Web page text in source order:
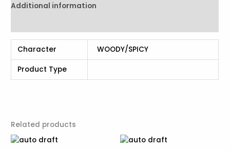
Additional information
Character WOODY/SPICY
Product Type
Related products